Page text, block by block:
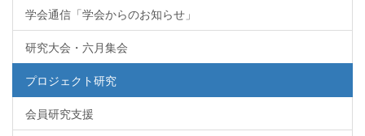
学会通信「学会からのお知らせ」
研究大会・六月集会
プロジェクト研究
会員研究支援